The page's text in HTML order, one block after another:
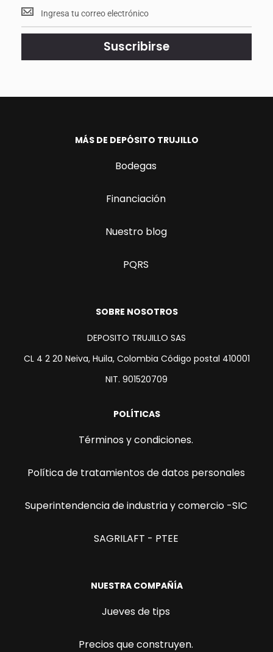
Mantente
<br>
actualizado.
Suscribirse
MÁS DE DEPÓSITO TRUJILLO
Bodegas
Financiación
Nuestro blog
PQRS
SOBRE NOSOTROS
DEPOSITO TRUJILLO SAS
CL 4 2 20 Neiva, Huila, Colombia Código postal 410001
NIT. 901520709
POLÍTICAS
Términos y condiciones.
Política de tratamientos de datos personales
Superintendencia de industria y comercio -SIC
SAGRILAFT - PTEE
NUESTRA COMPAÑÍA
Jueves de tips
Precios que construyen.